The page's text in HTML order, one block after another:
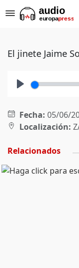
El jinete Jaime
Fecha: 05/06/
Localización:
Relacionados